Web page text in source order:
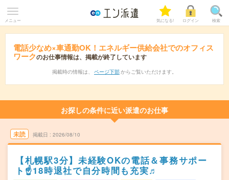
メニュー 気になる! ログイン 検索
電話少なめ×車通勤OK！エネルギー供給会社でのオフィス
ワークのお仕事情報は、掲載が終了しています
掲載時の情報は、 ページ下部 からご覧いただけます。
お探しの条件に近い派遣のお仕事
未読 掲載日 2026/08/10
【札幌駅3分】未経験OKの電話＆事務サポー
ト☝18時退社で自分時間も充実♬